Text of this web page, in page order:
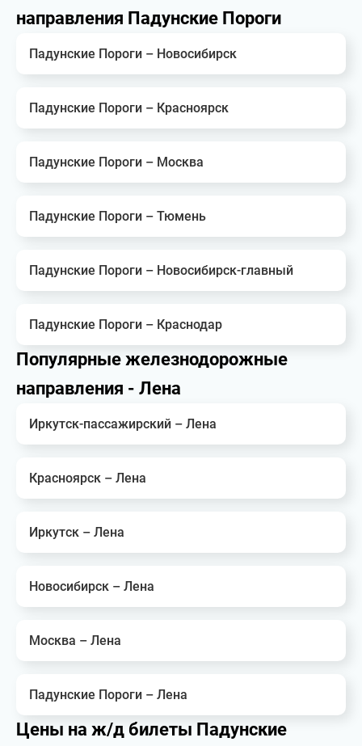
направления Падунские Пороги
Падунские Пороги – Новосибирск
Падунские Пороги – Красноярск
Падунские Пороги – Москва
Падунские Пороги – Тюмень
Падунские Пороги – Новосибирск-главный
Падунские Пороги – Краснодар
Популярные железнодорожные
направления - Лена
Иркутск-пассажирский – Лена
Красноярск – Лена
Иркутск – Лена
Новосибирск – Лена
Москва – Лена
Падунские Пороги – Лена
Цены на ж/д билеты Падунские